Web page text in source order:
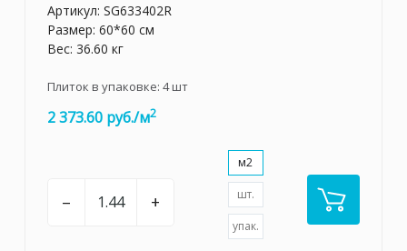
Артикул: SG633402R
Размер: 60*60 см
Вес: 36.60 кг
Плиток в упаковке: 4шт
2 373.60 руб./м2
– +
м2
шт.
упак.